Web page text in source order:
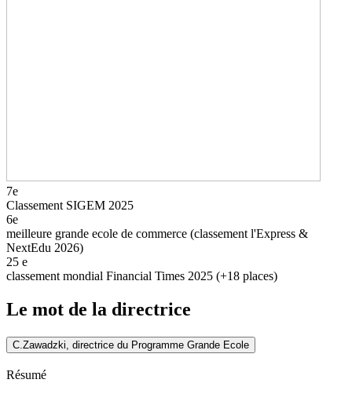
7e
Classement SIGEM 2025
6e
meilleure grande ecole de commerce (classement l'Express &
NextEdu 2026)
25 e
classement mondial Financial Times 2025 (+18 places)
Le mot de la directrice
C.Zawadzki, directrice du Programme Grande Ecole
Résumé